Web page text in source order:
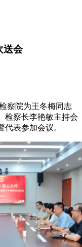
送会
察院为王冬梅同志
检察长李艳敏主持会
表参加会议。